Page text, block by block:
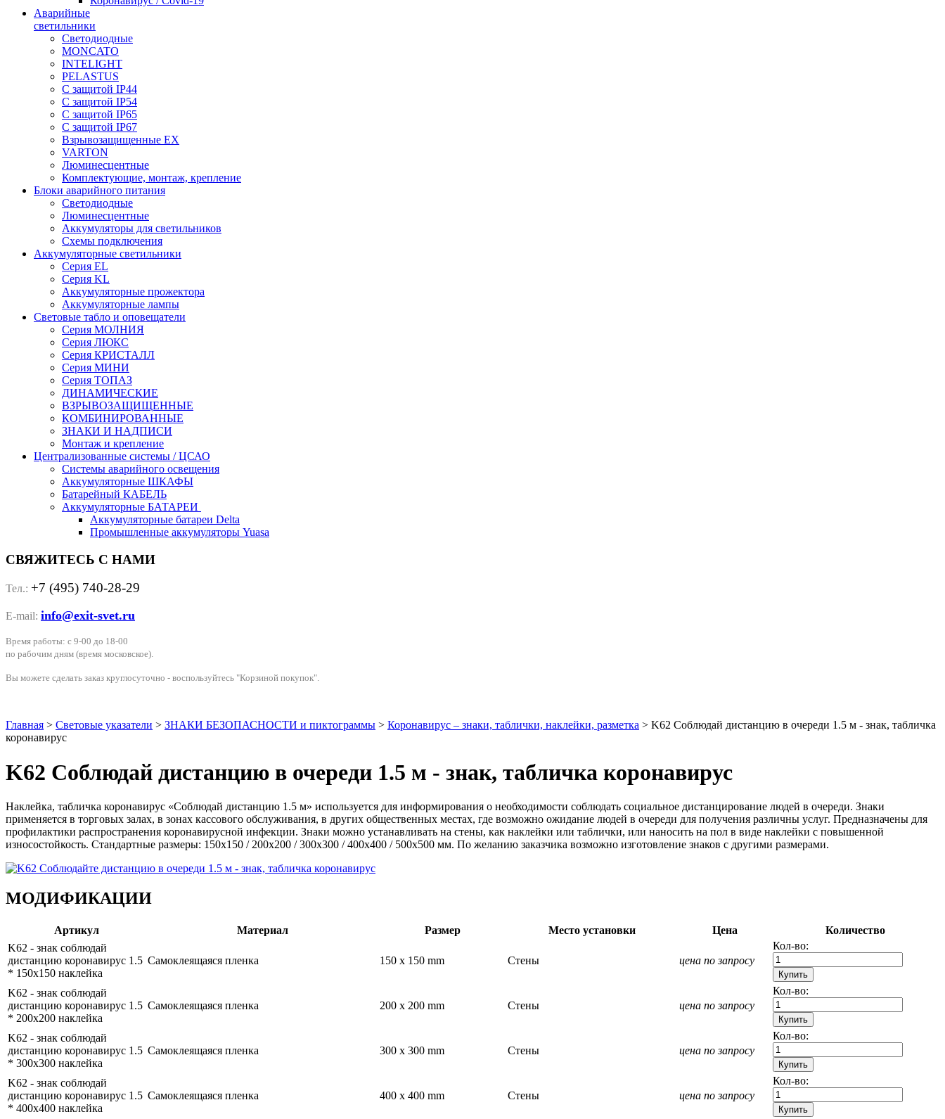
Аварийные
светильники
Светодиодные
MONCATO
INTELIGHT
PELASTUS
С защитой IP44
С защитой IP54
С защитой IP65
С защитой IP67
Взрывозащищенные EX
VARTON
Люминесцентные
Комплектующие, монтаж, крепление
Блоки аварийного питания
Светодиодные
Люминесцентные
Аккумуляторы для светильников
Схемы подключения
Аккумуляторные светильники
Серия EL
Серия KL
Аккумуляторные прожектора
Аккумуляторные лампы
Световые табло и оповещатели
Серия МОЛНИЯ
Серия ЛЮКС
Серия КРИСТАЛЛ
Серия МИНИ
Серия ТОПАЗ
ДИНАМИЧЕСКИЕ
ВЗРЫВОЗАЩИЩЕННЫЕ
КОМБИНИРОВАННЫЕ
ЗНАКИ И НАДПИСИ
Монтаж и крепление
Централизованные системы / ЦСАО
Системы аварийного освещения
Аккумуляторные ШКАФЫ
Батарейный КАБЕЛЬ
Аккумуляторные БАТАРЕИ
Аккумуляторные батареи Delta
Промышленные аккумуляторы Yuasa
СВЯЖИТЕСЬ С НАМИ
Тел.: +7 (495) 740-28-29
E-mail: info@exit-svet.ru
Время работы: с 9-00 до 18-00
по рабочим дням (время московское).
Вы можете сделать заказ круглосуточно - воспользуйтесь "Корзиной покупок".
Главная > Световые указатели > ЗНАКИ БЕЗОПАСНОСТИ и пиктограммы > Коронавирус – знаки, таблички, наклейки, разметка > K62 Соблюдай дистанцию в очереди 1.5 м - знак, табличка
коронавирус
K62 Соблюдай дистанцию в очереди 1.5 м - знак, табличка коронавирус
Наклейка, табличка коронавирус «Соблюдай дистанцию 1.5 м» используется для информирования о необходимости соблюдать социальное дистанцирование людей в очереди. Знаки
применяется в торговых залах, в зонах кассового обслуживания, в других общественных местах, где возможно ожидание людей в очереди для получения различны услуг. Предназначены для
профилактики распространения коронавирусной инфекции. Знаки можно устанавливать на стены, как наклейки или таблички, или наносить на пол в виде наклейки с повышенной
износостойкость. Стандартные размеры: 150x150 / 200x200 / 300x300 / 400x400 / 500x500 мм. По желанию заказчика возможно изготовление знаков с другими размерами.
МОДИФИКАЦИИ
Артикул Материал Размер Место установки Цена
Количество
K62 - знак соблюдай
дистанцию коронавирус 1.5
* 150x150 наклейка
Самоклеящаяся пленка 150 x 150 mm Стены цена по запросу
Кол-во:
K62 - знак соблюдай
дистанцию коронавирус 1.5
* 200x200 наклейка
Самоклеящаяся пленка 200 x 200 mm Стены цена по запросу
Кол-во:
K62 - знак соблюдай
дистанцию коронавирус 1.5
* 300x300 наклейка
Самоклеящаяся пленка 300 x 300 mm Стены цена по запросу
Кол-во:
K62 - знак соблюдай
дистанцию коронавирус 1.5
* 400x400 наклейка
Самоклеящаяся пленка 400 x 400 mm Стены цена по запросу
Кол-во: